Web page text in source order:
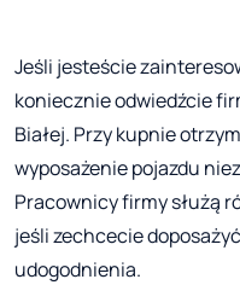
Jeśli jesteście
koniecznie odwiedźcie
Białej. Przy kupnie
wyposażenie pojazdu
Pracownicy firmy służą
jeśli zechcecie
udogodnienia.